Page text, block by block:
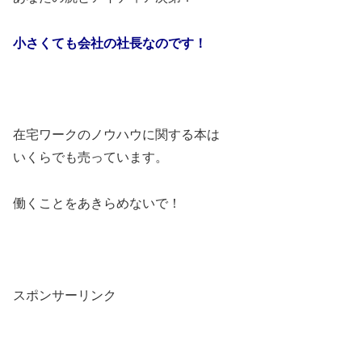
小さくても会社の社長なのです！
在宅ワークのノウハウに関する本は
いくらでも売っています。
働くことをあきらめないで！
スポンサーリンク